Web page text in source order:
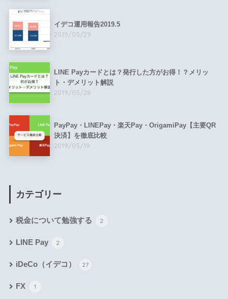
イデコ運用報告2019.5
2019/05/29
LINE Payカードとは？発行した方がお得！？メリッ
ト・デメリット解説
2019/05/28
PayPay・LINEPay・楽天Pay・OrigamiPay【主要QR
決済】を徹底比較
2019/05/19
カテゴリー
税金について勉強する 2
LINE Pay 2
iDeCo（イデコ） 27
FX 1